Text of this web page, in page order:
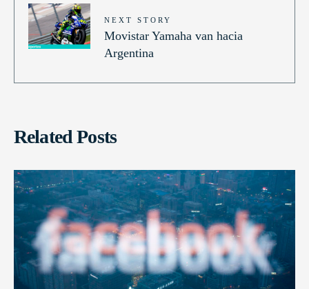
NEXT STORY
Movistar Yamaha van hacia
Argentina
Related Posts